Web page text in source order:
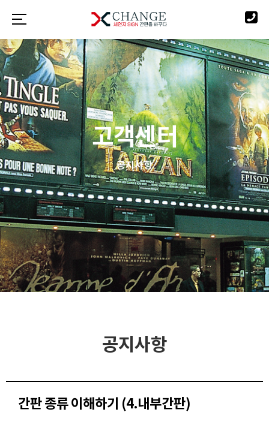
고객센터
공지사항
공지사항
간판 종류 이해하기 (4.내부간판)